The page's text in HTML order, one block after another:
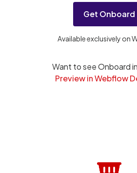
Get Onboard
Available exclusively on
Want to see Onboard
Preview in Webflow